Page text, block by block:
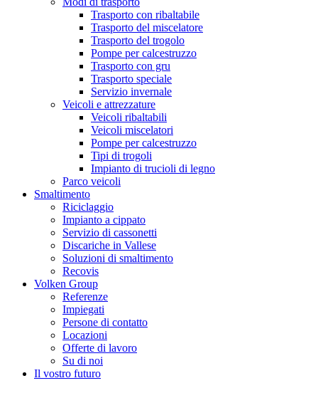
Trasporto con ribaltabile
Trasporto del miscelatore
Trasporto del trogolo
Pompe per calcestruzzo
Trasporto con gru
Trasporto speciale
Servizio invernale
Veicoli e attrezzature
Veicoli ribaltabili
Veicoli miscelatori
Pompe per calcestruzzo
Tipi di trogoli
Impianto di trucioli di legno
Parco veicoli
Smaltimento
Riciclaggio
Impianto a cippato
Servizio di cassonetti
Discariche in Vallese
Soluzioni di smaltimento
Recovis
Volken Group
Referenze
Impiegati
Persone di contatto
Locazioni
Offerte di lavoro
Su di noi
Il vostro futuro